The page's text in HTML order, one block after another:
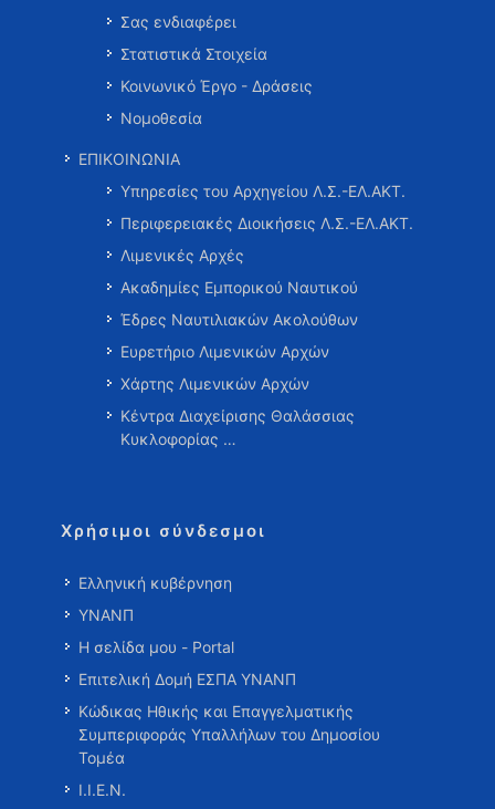
Σας ενδιαφέρει
Στατιστικά Στοιχεία
Κοινωνικό Έργο - Δράσεις
Νομοθεσία
ΕΠΙΚΟΙΝΩΝΙΑ
Υπηρεσίες του Αρχηγείου Λ.Σ.-ΕΛ.ΑΚΤ.
Περιφερειακές Διοικήσεις Λ.Σ.-ΕΛ.ΑΚΤ.
Λιμενικές Αρχές
Ακαδημίες Εμπορικού Ναυτικού
Έδρες Ναυτιλιακών Ακολούθων
Ευρετήριο Λιμενικών Αρχών
Χάρτης Λιμενικών Αρχών
Κέντρα Διαχείρισης Θαλάσσιας
Κυκλοφορίας …
Χρήσιμοι σύνδεσμοι
Ελληνική κυβέρνηση
ΥΝΑΝΠ
Η σελίδα μου - Portal
Επιτελική Δομή ΕΣΠΑ ΥΝΑΝΠ
Κώδικας Ηθικής και Επαγγελματικής
Συμπεριφοράς Υπαλλήλων του Δημοσίου
Τομέα
Ι.Ι.Ε.Ν.